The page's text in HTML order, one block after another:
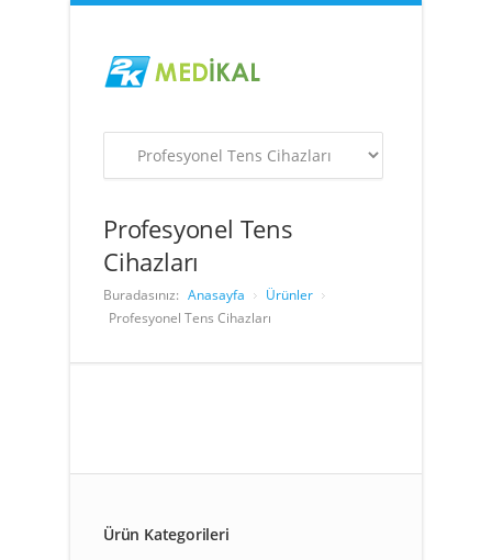
Profesyonel Tens
Cihazları
Buradasınız: Anasayfa
Ürünler
Profesyonel Tens Cihazları
Ürün Kategorileri